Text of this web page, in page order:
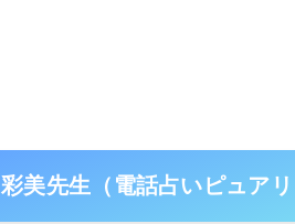
彩美先生（電話占いピュア